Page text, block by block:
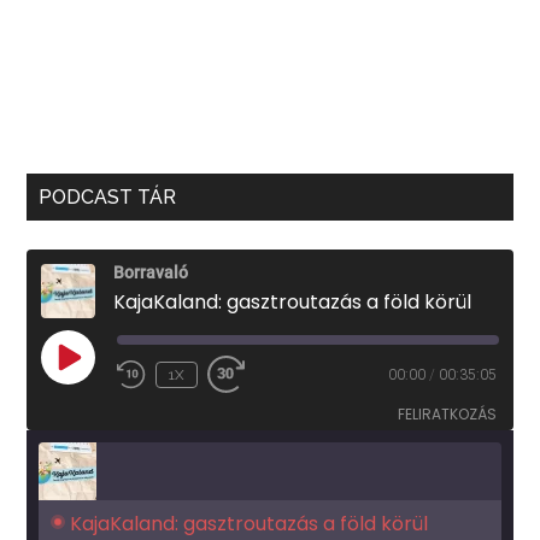
PODCAST TÁR
Borravaló
KajaKaland: gasztroutazás a föld körül
PLAY
EPISODE
1X 00:00 / 00:35:05
FELIRATKOZÁS
KajaKaland: gasztroutazás a föld körül